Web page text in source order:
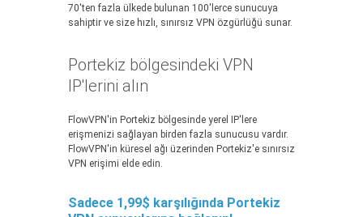
70'ten fazla ülkede bulunan 100'lerce sunucuya
sahiptir ve size hızlı, sınırsız VPN özgürlüğü sunar.
Portekiz bölgesindeki VPN
IP'lerini alın
FlowVPN'in Portekiz bölgesinde yerel IP'lere
erişmenizi sağlayan birden fazla sunucusu vardır.
FlowVPN'in küresel ağı üzerinden Portekiz'e sınırsız
VPN erişimi elde edin.
Sadece 1,99$ karşılığında Portekiz